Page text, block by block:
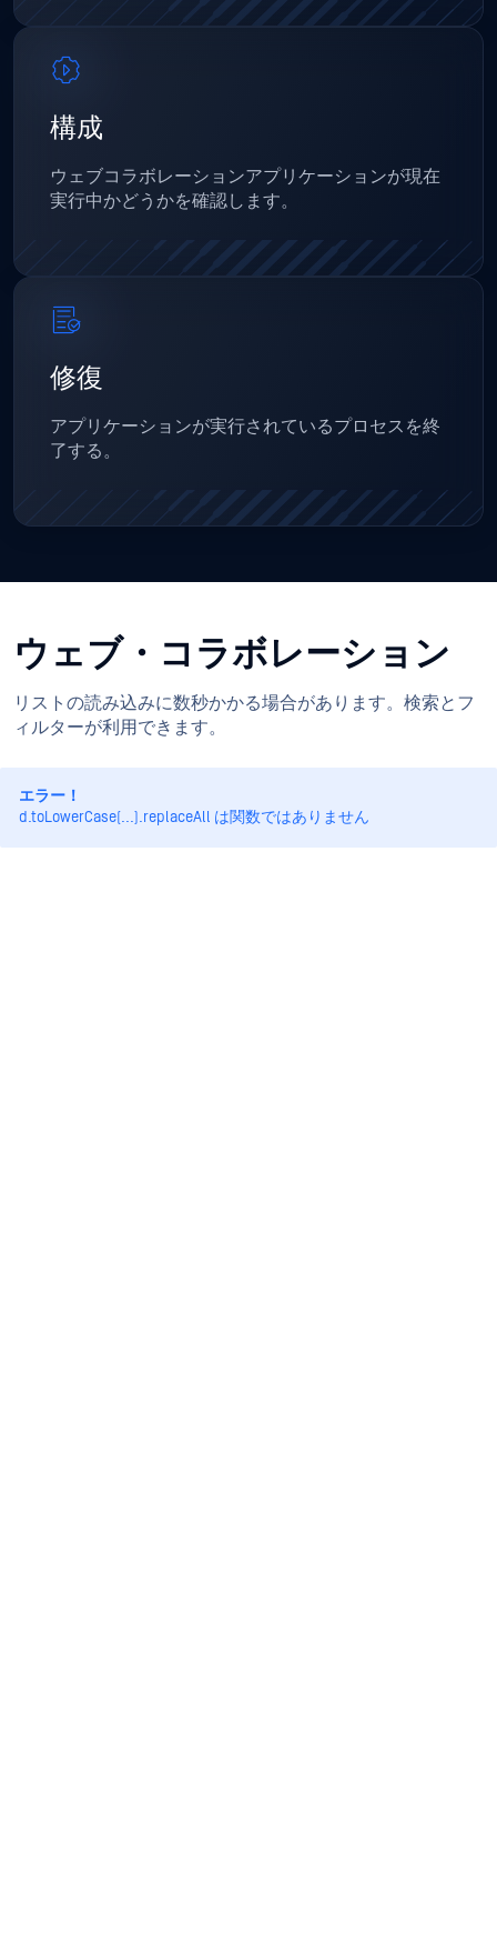
構成
ウェブコラボレーションアプリケーションが現在
実行中かどうかを確認します。
修復
アプリケーションが実行されているプロセスを終
了する。
ウェブ・コラボレーション
リストの読み込みに数秒かかる場合があります。検索とフ
ィルターが利用できます。
エラー！
d.toLowerCase(...).replaceAll は関数ではありません